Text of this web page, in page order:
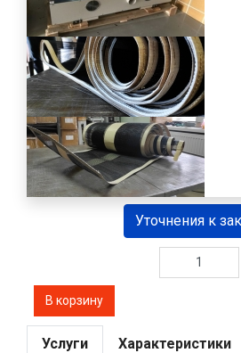
Уточнения к
Услуги Характеристики